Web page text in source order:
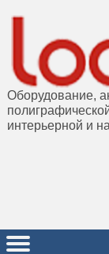
Оборудование,
интерьерной и